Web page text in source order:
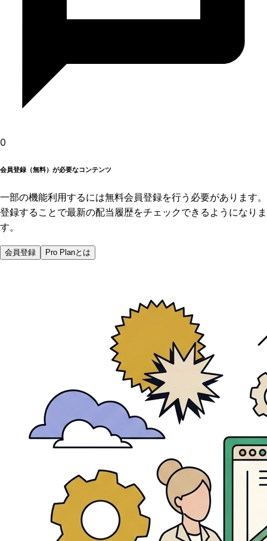
0
会員登録（無料）が必要なコンテンツ
一部の機能利用するには無料会員登録を行う必要があります。
登録することで最新の配当履歴をチェックできるようになりま
す。
会員登録 Pro Planとは